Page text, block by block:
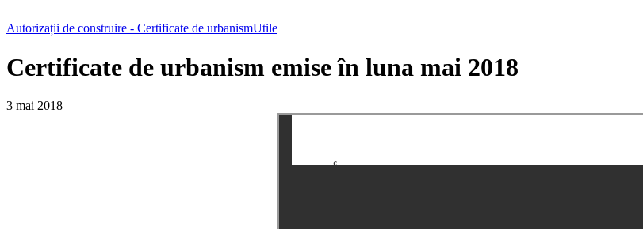
Autorizații de construire - Certificate de urbanismUtile
Certificate de urbanism emise în luna mai 2018
3 mai 2018